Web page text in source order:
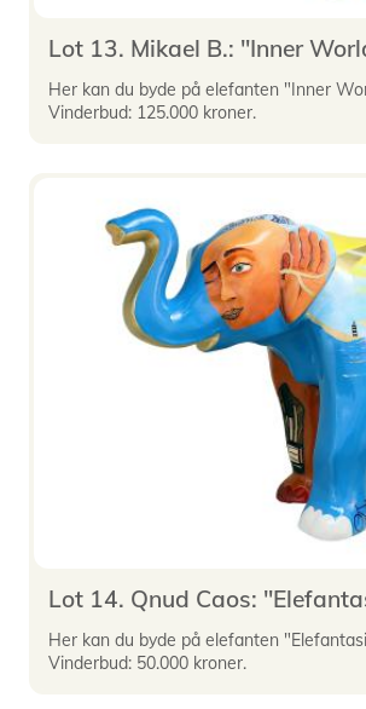
Lot 13. Mikael B.: "Inner
Her kan du byde på elefanten "Inner
Vinderbud: 125.000 kroner.
Lot 14. Qnud Caos:
Her kan du byde på elefanten
Vinderbud: 50.000 kroner.